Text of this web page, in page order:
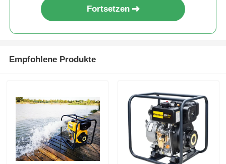
Fortsetzen
Empfohlene Produkte